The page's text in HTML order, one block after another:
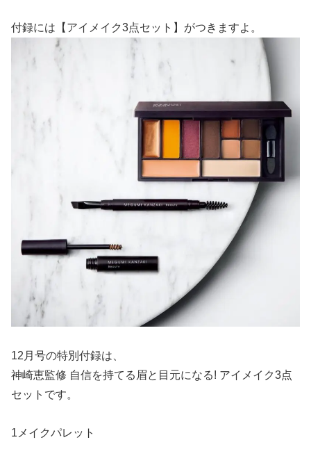
付録には【アイメイク3点セット】がつきますよ。
12月号の特別付録は、
神崎恵監修 自信を持てる眉と目元になる! アイメイク3点
セットです。
1メイクパレット